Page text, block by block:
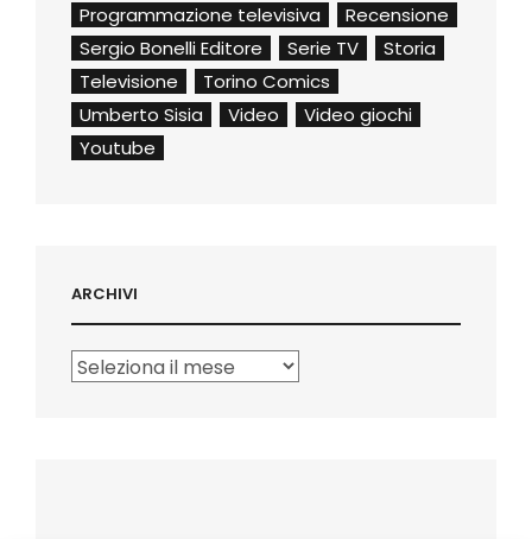
Programmazione televisiva
Recensione
Sergio Bonelli Editore
Serie TV
Storia
Televisione
Torino Comics
Umberto Sisia
Video
Video giochi
Youtube
ARCHIVI
Archivi